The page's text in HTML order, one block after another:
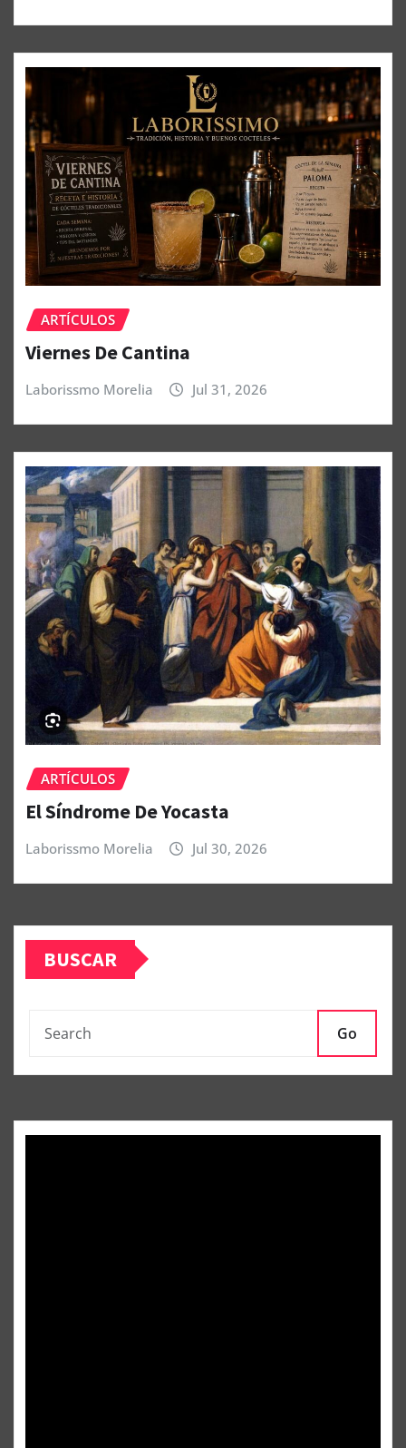
ARTÍCULOS
Viernes De Cantina
Laborissmo Morelia Jul 31, 2026
ARTÍCULOS
El Síndrome De Yocasta
Laborissmo Morelia Jul 30, 2026
BUSCAR
Go